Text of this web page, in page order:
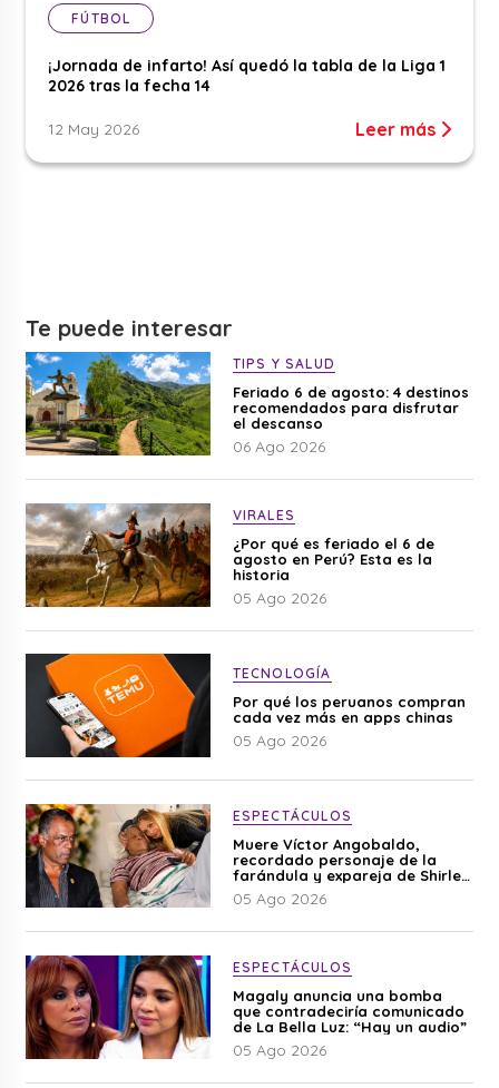
FÚTBOL
¡Jornada de infarto! Así quedó la tabla de la Liga 1
2026 tras la fecha 14
12 May 2026 Leer más
Te puede interesar
TIPS Y SALUD
Feriado 6 de agosto: 4 destinos
recomendados para disfrutar
el descanso
06 Ago 2026
VIRALES
¿Por qué es feriado el 6 de
agosto en Perú? Esta es la
historia
05 Ago 2026
TECNOLOGÍA
Por qué los peruanos compran
cada vez más en apps chinas
05 Ago 2026
ESPECTÁCULOS
Muere Víctor Angobaldo,
recordado personaje de la
farándula y expareja de Shirley
Cherres
05 Ago 2026
ESPECTÁCULOS
Magaly anuncia una bomba
que contradeciría comunicado
de La Bella Luz: “Hay un audio”
05 Ago 2026